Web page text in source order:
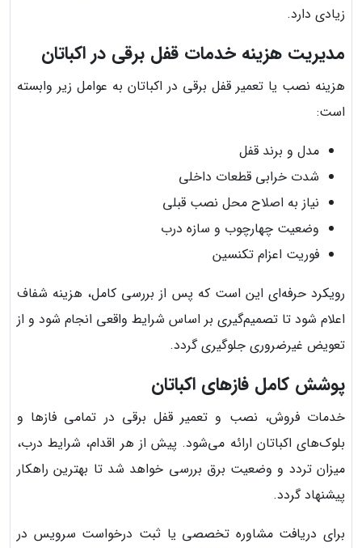
زیادی دارد.
مدیریت هزینه خدمات قفل برقی در اکباتان
هزینه نصب یا تعمیر قفل برقی در اکباتان به عوامل زیر وابسته
است:
مدل و برند قفل
شدت خرابی قطعات داخلی
نیاز به اصلاح محل نصب قبلی
وضعیت چهارچوب و سازه درب
فوریت اعزام تکنسین
رویکرد حرفه‌ای این است که پس از بررسی کامل، هزینه شفاف
اعلام شود تا تصمیم‌گیری بر اساس شرایط واقعی انجام شود و از
تعویض غیرضروری جلوگیری گردد.
پوشش کامل فازهای اکباتان
خدمات فروش، نصب و تعمیر قفل برقی در تمامی فازها و
بلوک‌های اکباتان ارائه می‌شود. پیش از هر اقدام، شرایط درب،
میزان تردد و وضعیت برق بررسی خواهد شد تا بهترین راهکار
پیشنهاد گردد.
برای دریافت مشاوره تخصصی یا ثبت درخواست سرویس در